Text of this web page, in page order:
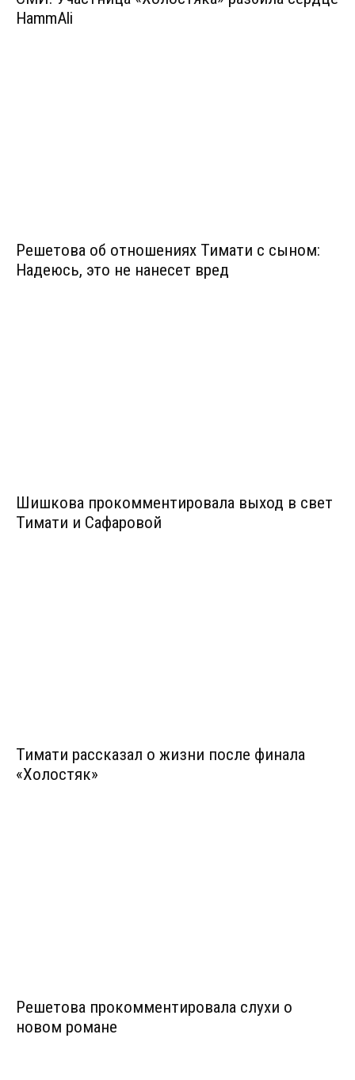
HammAli
Решетова об отношениях Тимати с сыном:
Надеюсь, это не нанесет вред
Шишкова прокомментировала выход в свет
Тимати и Сафаровой
Тимати рассказал о жизни после финала
«Холостяк»
Решетова прокомментировала слухи о
новом романе